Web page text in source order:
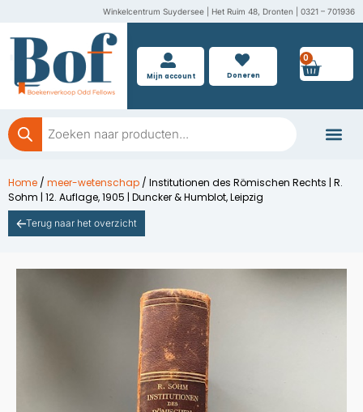
inhoud
Winkelcentrum Suydersee | Het Ruim 48, Dronten | 0321 – 701936
Mijn account Doneren
0
Producten
zoeken
Home / meer-wetenschap / Institutionen des Römischen Rechts | R.
Sohm | 12. Auflage, 1905 | Duncker & Humblot, Leipzig
Terug naar het overzicht